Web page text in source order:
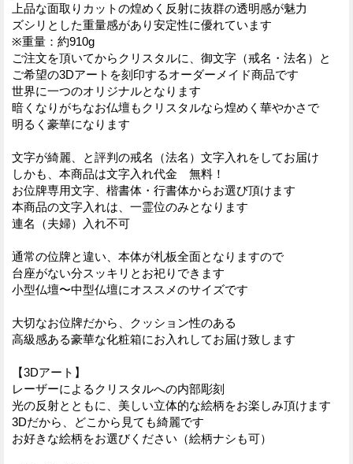
上品な面取りカットの煌めく反射に抜群の透明感が魅力
ズシリとした重量感があり安定性に優れています
※重量：約910g
ご注文を頂いてからクリスタルに、御文字（戒名・法名）と
ご希望の3Dアートを刻印するオーダーメイド商品です
世界に一つのオリジナルとなります
暗くなりがちなお仏壇もクリスタルなら煌めく華やかさで
明るく豪華になります
文字が綺麗、と評判の戒名（法名）文字入れをしてお届け
しかも、本商品は文字入れ代金 無料！
お位牌専用文字、楷書体・行書体からお選び頂けます
本商品の文字入れは、一霊位のみとなります
連名（夫婦）入れ不可
通常の位牌と違い、本体が札板全面となりますので
台座がない分スッキリとお祀りできます
小型仏壇〜中型仏壇にオススメのサイズです
大切なお位牌だから、クッション性のある
高級感ある豪華な化粧箱にお入れしてお届け致します
【3Dアート】
レーザーによるクリスタルへの内部彫刻
光の反射とともに、美しい立体的な絵柄をお楽しみ頂けます
3Dだから、どこから見ても綺麗です
お好きな絵柄をお選びください（絵柄ナシも可）